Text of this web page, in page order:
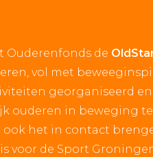
Ouderenfonds de
vol met
georganiseerd
ouderen in beweging
ook het in contact
voor de Sport